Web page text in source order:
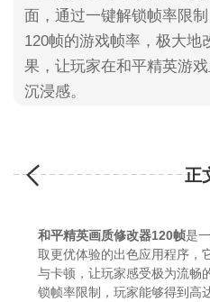
面，通过一键解锁帧率限
120帧的游戏帧率，极大地
果，让玩家在和平精英游
沉浸感。
正
和平精英画质修改器120帧是
取更优体验的出色应用程序，
与卡顿，让玩家感受极为流畅
锁帧率限制，玩家能够得到高